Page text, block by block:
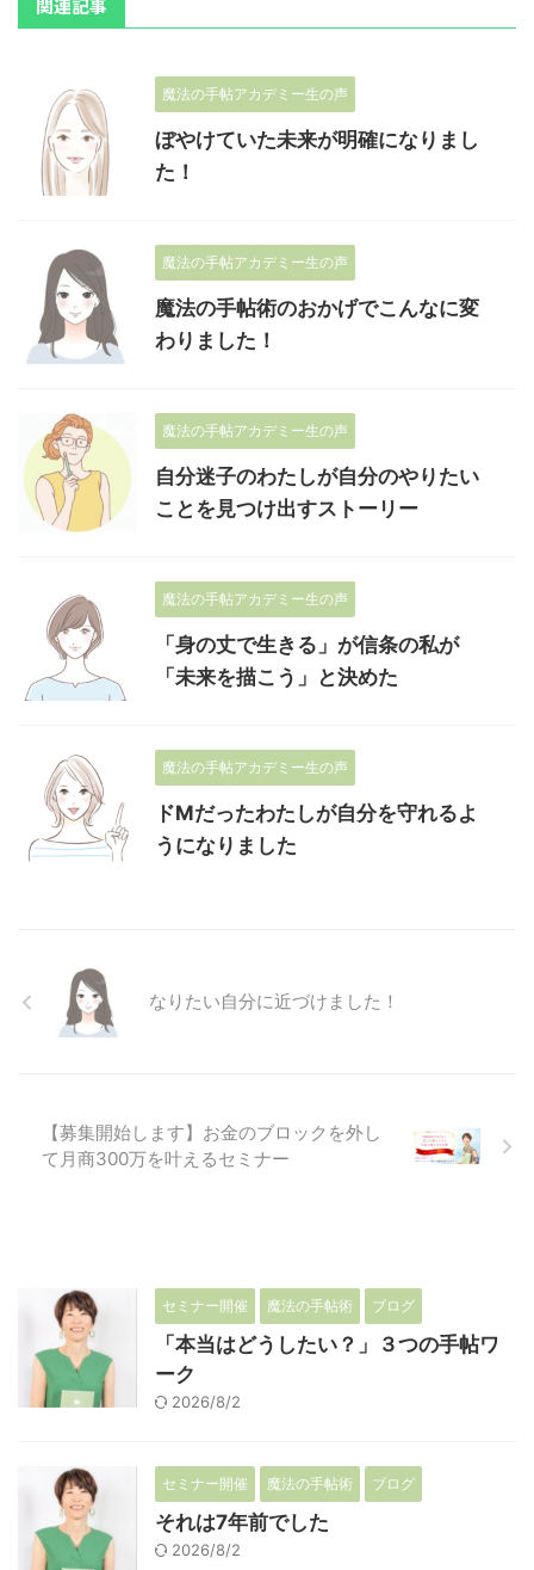
関連記事
魔法の手帖アカデミー生の声
ぼやけていた未来が明確になりまし
た！
魔法の手帖アカデミー生の声
魔法の手帖術のおかげでこんなに変
わりました！
魔法の手帖アカデミー生の声
自分迷子のわたしが自分のやりたい
ことを見つけ出すストーリー
魔法の手帖アカデミー生の声
「身の丈で生きる」が信条の私が
「未来を描こう」と決めた
魔法の手帖アカデミー生の声
ドMだったわたしが自分を守れるよ
うになりました
なりたい自分に近づけました！
【募集開始します】お金のブロックを外し
て月商300万を叶えるセミナー
セミナー開催 魔法の手帖術 ブログ
「本当はどうしたい？」３つの手帖ワ
ーク
2026/8/2
セミナー開催 魔法の手帖術 ブログ
それは7年前でした
2026/8/2